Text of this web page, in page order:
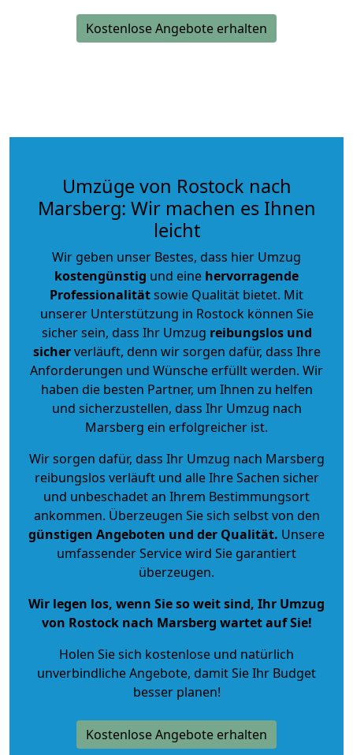
Kostenlose Angebote erhalten
Umzüge von Rostock nach
Marsberg: Wir machen es Ihnen
leicht
Wir geben unser Bestes, dass hier Umzug
kostengünstig und eine hervorragende
Professionalitätsowie Qualität bietet. Mit
unserer Unterstützung in Rostock können Sie
sicher sein, dass Ihr Umzug reibungslos und
sicherverläuft, denn wir sorgen dafür, dass Ihre
Anforderungen und Wünsche erfüllt werden. Wir
haben die besten Partner, um Ihnen zu helfen
und sicherzustellen, dass Ihr Umzug nach
Marsberg ein erfolgreicher ist.
Wir sorgen dafür, dass Ihr Umzug nach Marsberg
reibungslos verläuft und alle Ihre Sachen sicher
und unbeschadet an Ihrem Bestimmungsort
ankommen. Überzeugen Sie sich selbst von den
günstigen Angeboten und der Qualität. Unsere
umfassender Service wird Sie garantiert
überzeugen.
Wir legen los, wenn Sie so weit sind, Ihr Umzug
von Rostock nach Marsberg wartet auf Sie!
Holen Sie sich kostenlose und natürlich
unverbindliche Angebote, damit Sie Ihr Budget
besser planen!
Kostenlose Angebote erhalten